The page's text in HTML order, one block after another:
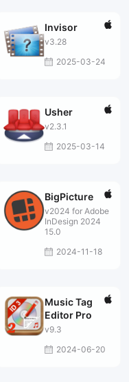
Invisor
v3.28
2025-03-24
Usher
v2.3.1
2025-03-14
BigPicture
v2024 for Adobe
InDesign 2024
15.0
2024-11-18
Music Tag
Editor Pro
v9.3
2024-06-20